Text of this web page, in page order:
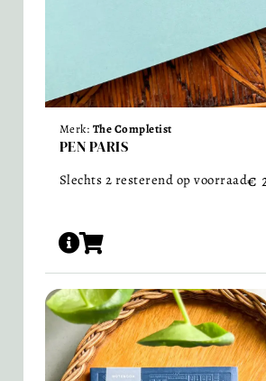
Merk: The Completist
PEN PARIS
Slechts 2 resterend op voorraad€